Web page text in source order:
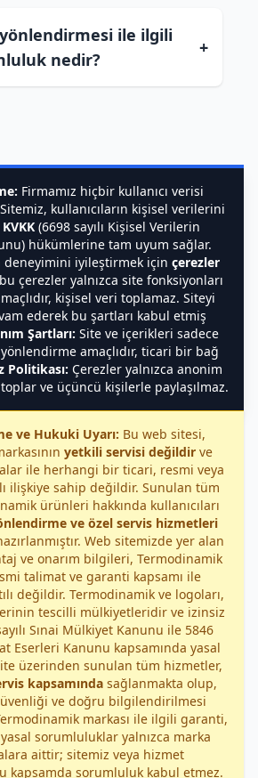
ile ilgili
nedir?
+
Firmamız hiçbir kullanıcı verisi
kullanıcıların kişisel verilerini
KVKK(6698 sayılı Kişisel Verilerin
hükümlerine tam uyum sağlar.
iyileştirmek için çerezler
çerezler yalnızca site fonksiyonları
kişisel veri toplamaz. Siteyi
ederek bu şartları kabul etmiş
Şartları: Site ve içerikleri sadece
amaçlıdır, ticari bir bağ
Politikası: Çerezler yalnızca anonim
ve üçüncü kişilerle paylaşılmaz.
ve Hukuki Uyarı: Bu web sitesi,
yetkili servisi değildir ve
ile herhangi bir ticari, resmi veya
ilişkiye sahip değildir. Sunulan tüm
ürünleri hakkında kullanıcıları
ve özel servis hizmetleri
Web sitemizde yer alan
ve onarım bilgileri, Termodinamik
talimat ve garanti kapsamı ile
değildir. Termodinamik ve logoları,
tescilli mülkiyetleridir ve izinsiz
Sınai Mülkiyet Kanunu ile 5846
Eserleri Kanunu kapsamında yasal
üzerinden sunulan tüm hizmetler,
kapsamındasağlanmakta olup,
ve doğru bilgilendirilmesi
markası ile ilgili garanti,
sorumluluklar yalnızca marka
aittir; sitemiz veya hizmet
kapsamda sorumluluk kabul etmez.